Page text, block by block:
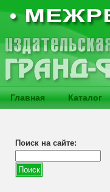
Главная Каталог
Поиск на сайте: